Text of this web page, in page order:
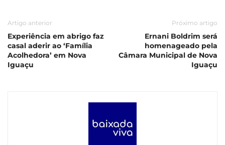
Artigo anterior
Experiência em abrigo faz
casal aderir ao ‘Família
Acolhedora’ em Nova
Iguaçu
Próximo artigo
Ernani Boldrim será
homenageado pela
Câmara Municipal de Nova
Iguaçu